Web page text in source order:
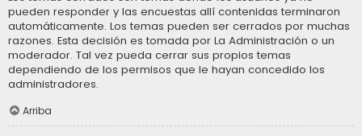
pueden responder y las encuestas allí contenidas terminaron
automáticamente. Los temas pueden ser cerrados por muchas
razones. Esta decisión es tomada por La Administración o un
moderador. Tal vez pueda cerrar sus propios temas
dependiendo de los permisos que le hayan concedido los
administradores.
Arriba